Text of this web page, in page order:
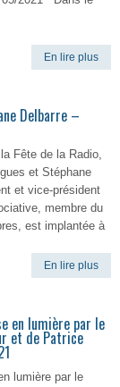
En lire plus
Delbarre –
Fête de la Radio,
et Stéphane
et vice-président
membre du
est implantée à
En lire plus
en lumière par le
et de Patrice
lumière par le